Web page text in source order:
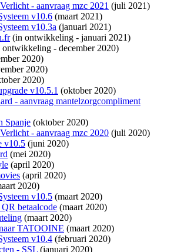
- aanvraag mzc 2021 (juli 2021)
v10.6 (maart 2021)
v10.3a (januari 2021)
(in ontwikkeling - januari 2021)
ontwikkeling - december 2020)
2020)
2020)
2020)
v10.5.1 (oktober 2020)
- aanvraag mantelzorgcompliment
Spanje (oktober 2020)
- aanvraag mzc 2020 (juli 2020)
v10.5 (juni 2020)
(mei 2020)
(april 2020)
(april 2020)
2020)
v10.5 (maart 2020)
betaalcode (maart 2020)
(maart 2020)
TATOOINE (maart 2020)
v10.4 (februari 2020)
- SSL (januari 2020)